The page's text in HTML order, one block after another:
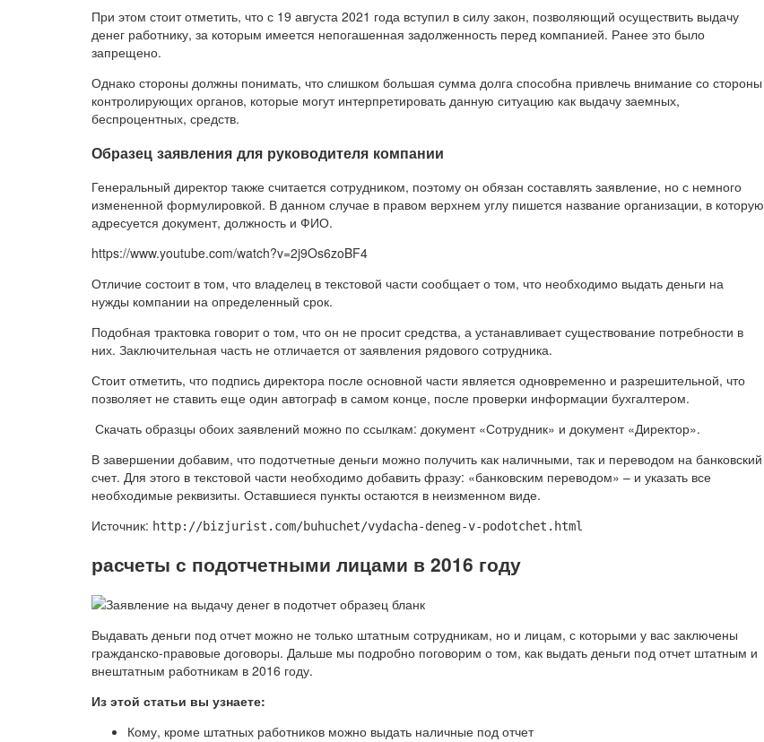
При этом стоит отметить, что с 19 августа 2021 года вступил в силу закон, позволяющий осуществить выдачу
денег работнику, за которым имеется непогашенная задолженность перед компанией. Ранее это было
запрещено.
Однако стороны должны понимать, что слишком большая сумма долга способна привлечь внимание со стороны
контролирующих органов, которые могут интерпретировать данную ситуацию как выдачу заемных,
беспроцентных, средств.
Образец заявления для руководителя компании
Генеральный директор также считается сотрудником, поэтому он обязан составлять заявление, но с немного
измененной формулировкой. В данном случае в правом верхнем углу пишется название организации, в которую
адресуется документ, должность и ФИО.
https://www.youtube.com/watch?v=2j9Os6zoBF4
Отличие состоит в том, что владелец в текстовой части сообщает о том, что необходимо выдать деньги на
нужды компании на определенный срок.
Подобная трактовка говорит о том, что он не просит средства, а устанавливает существование потребности в
них. Заключительная часть не отличается от заявления рядового сотрудника.
Стоит отметить, что подпись директора после основной части является одновременно и разрешительной, что
позволяет не ставить еще один автограф в самом конце, после проверки информации бухгалтером.
Скачать образцы обоих заявлений можно по ссылкам: документ «Сотрудник» и документ «Директор».
В завершении добавим, что подотчетные деньги можно получить как наличными, так и переводом на банковский
счет. Для этого в текстовой части необходимо добавить фразу: «банковским переводом» – и указать все
необходимые реквизиты. Оставшиеся пункты остаются в неизменном виде.
Источник: http://bizjurist.com/buhuchet/vydacha-deneg-v-podotchet.html
расчеты с подотчетными лицами в 2016 году
Выдавать деньги под отчет можно не только штатным сотрудникам, но и лицам, с которыми у вас заключены
гражданско-правовые договоры. Дальше мы подробно поговорим о том, как выдать деньги под отчет штатным и
внештатным работникам в 2016 году.
Из этой статьи вы узнаете:
Кому, кроме штатных работников можно выдать наличные под отчет